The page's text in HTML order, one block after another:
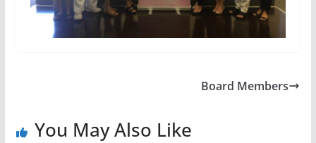
Board Members
You May Also Like